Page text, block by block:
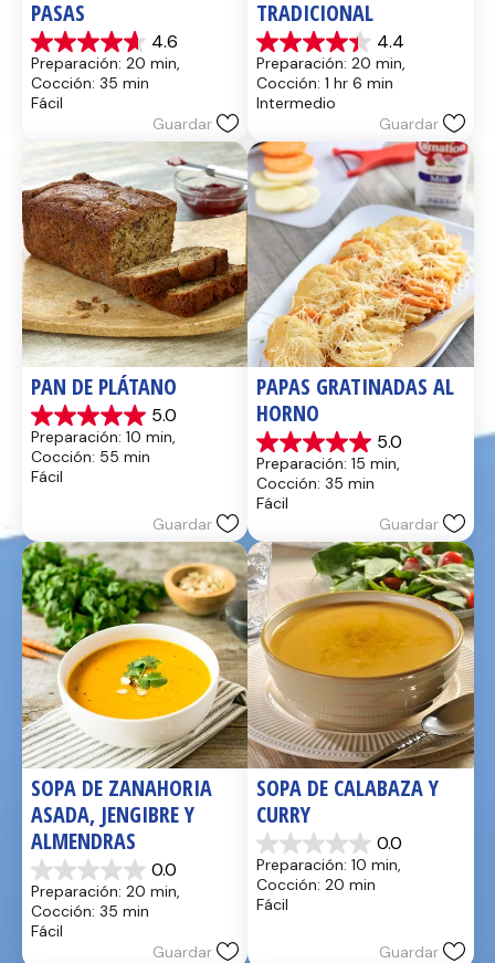
PASAS
4.6
4.6
de
5
estrellas.
reseñas
Preparación: 20 min,
Cocción: 35 min
Fácil
Guardar
TRADICIONAL
4.4
4.4
de
5
estrellas.
reseñas
Preparación: 20 min,
Cocción: 1 hr 6 min
Intermedio
Guardar
PAN DE PLÁTANO
5.0
5.0
de
5
estrellas.
Preparación: 10 min,
Cocción: 55 min
Fácil
Guardar
PAPAS GRATINADAS AL
HORNO
5.0
5.0
de
5
estrellas.
reseñas
Preparación: 15 min,
Cocción: 35 min
Fácil
Guardar
SOPA DE ZANAHORIA
ASADA, JENGIBRE Y
ALMENDRAS
0.0
0.0
de
5
estrellas.
Preparación: 20 min,
Cocción: 35 min
Fácil
Guardar
SOPA DE CALABAZA Y
CURRY
0.0
0.0
de
5
estrellas.
Preparación: 10 min,
Cocción: 20 min
Fácil
Guardar